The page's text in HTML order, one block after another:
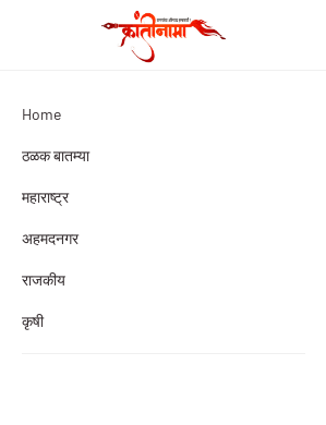
Home
ठळक बातम्या
महाराष्ट्र
अहमदनगर
राजकीय
कृषी